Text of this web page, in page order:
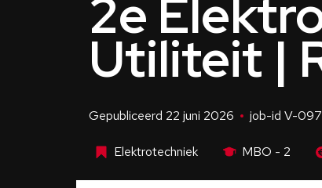
2e
Utiliteit |
Gepubliceerd 22 juni 2026 job-id V-
Elektrotechniek MBO - 2